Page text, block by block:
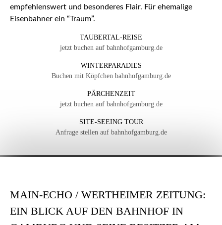
empfehlenswert und besonderes Flair. Für ehemalige
Eisenbahner ein “Traum”.
TAUBERTAL-REISE
jetzt buchen auf bahnhofgamburg.de
WINTERPARADIES
Buchen mit Köpfchen bahnhofgamburg.de
PÄRCHENZEIT
jetzt buchen auf bahnhofgamburg.de
SITE-SEEING TOUR
Anfrage stellen auf bahnhofgamburg.de
MAIN-ECHO / WERTHEIMER ZEITUNG:
EIN BLICK AUF DEN BAHNHOF IN